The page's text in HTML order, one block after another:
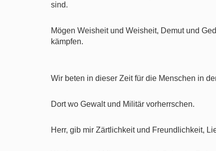
sind.
Mögen Weisheit und Weisheit, Demut und
kämpfen.
Wir beten in dieser Zeit für die Menschen in
Dort wo Gewalt und Militär vorherrschen.
Herr, gib mir Zärtlichkeit und Freundlichkeit,